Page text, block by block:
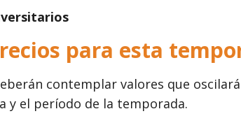
para esta
contemplar valores que
y el período de la temporada.